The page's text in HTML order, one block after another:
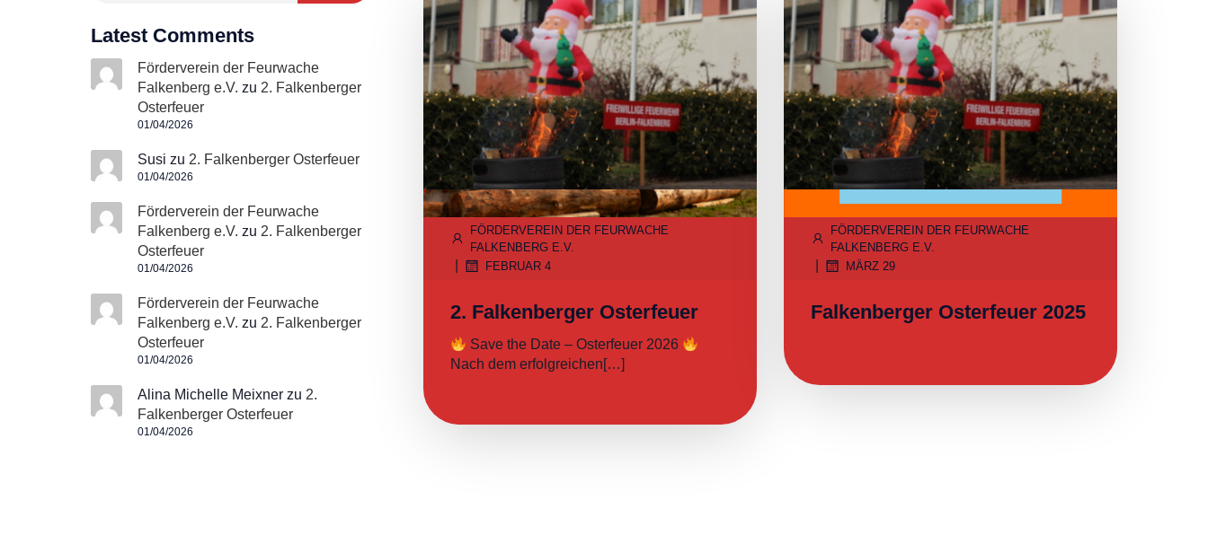
Latest Comments
Förderverein der Feurwache
Falkenberg e.V. zu 2. Falkenberger
Osterfeuer
01/04/2026
Susi zu 2. Falkenberger Osterfeuer
01/04/2026
Förderverein der Feurwache
Falkenberg e.V. zu 2. Falkenberger
Osterfeuer
01/04/2026
Förderverein der Feurwache
Falkenberg e.V. zu 2. Falkenberger
Osterfeuer
01/04/2026
Alina Michelle Meixner zu 2.
Falkenberger Osterfeuer
01/04/2026
FÖRDERVEREIN DER FEURWACHE
FALKENBERG E.V.
FEBRUAR 4
2. Falkenberger Osterfeuer
Save the Date – Osterfeuer 2026
Nach dem erfolgreichen[…]
FÖRDERVEREIN DER FEURWACHE
FALKENBERG E.V.
MÄRZ 29
Falkenberger Osterfeuer 2025